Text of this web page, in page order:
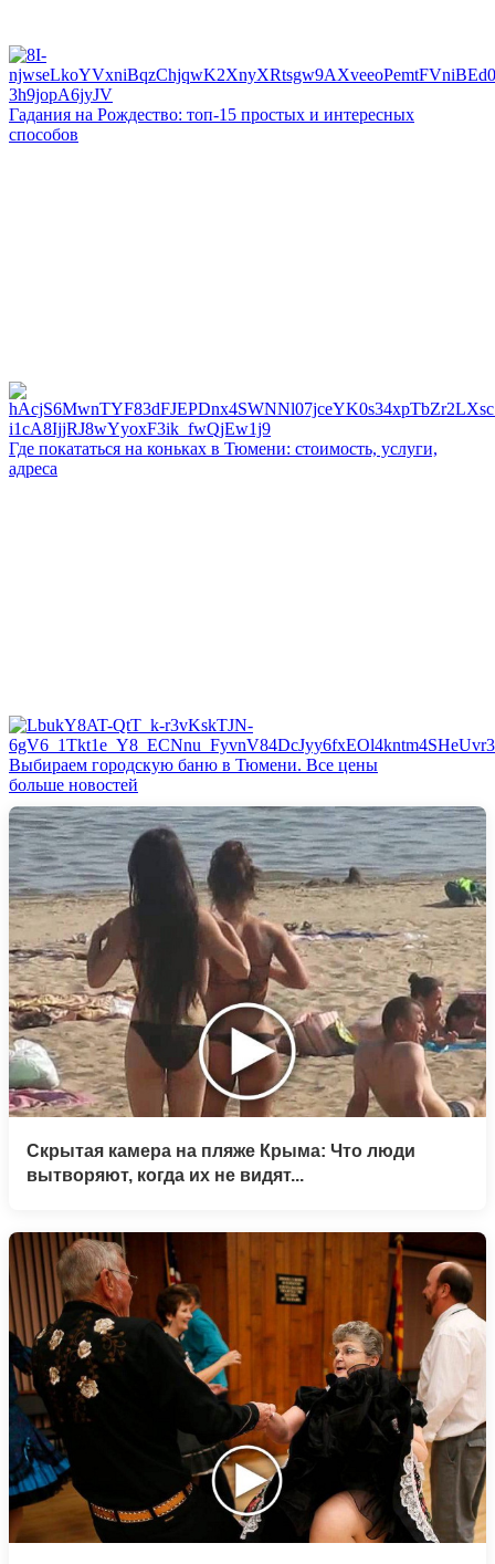
Гадания на Рождество: топ-15 простых и интересных
способов
Где покататься на коньках в Тюмени: стоимость, услуги,
адреса
Выбираем городскую баню в Тюмени. Все цены
больше новостей
Скрытая камера на пляже Крыма: Что люди
вытворяют, когда их не видят...